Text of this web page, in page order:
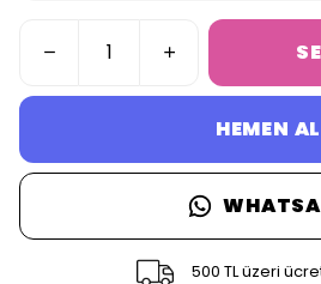
HEMEN AL
500 TL üzeri